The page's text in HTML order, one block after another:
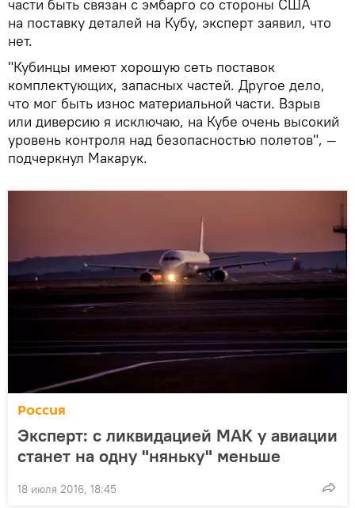
части быть связан с эмбарго со стороны США
на поставку деталей на Кубу, эксперт заявил, что
нет.
"Кубинцы имеют хорошую сеть поставок
комплектующих, запасных частей. Другое дело,
что мог быть износ материальной части. Взрыв
или диверсию я исключаю, на Кубе очень высокий
уровень контроля над безопасностью полетов", —
подчеркнул Макарук.
Россия
Эксперт: с ликвидацией МАК у авиации
станет на одну "няньку" меньше
18 июля 2016, 18:45